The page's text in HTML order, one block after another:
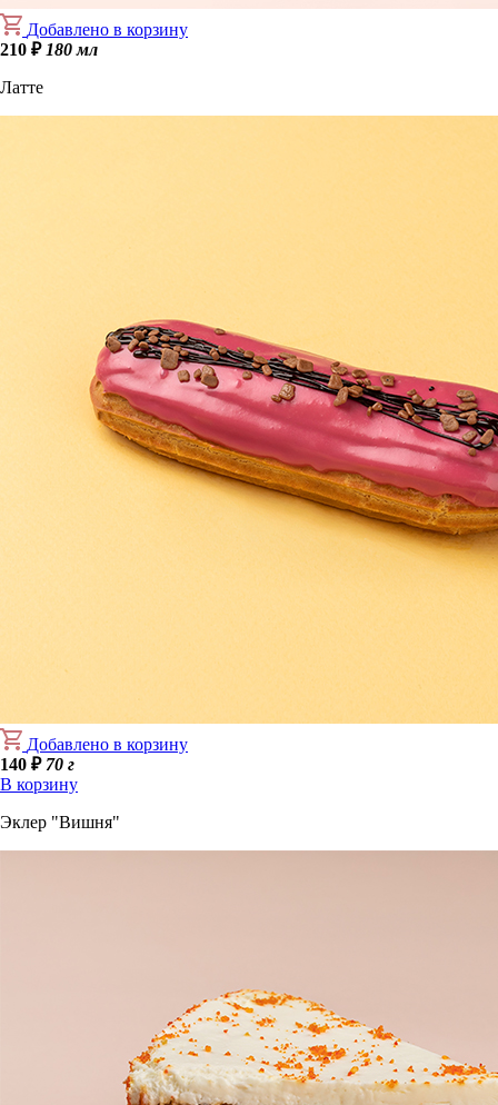
Добавлено в корзину
210 ₽ 180 мл
Латте
Добавлено в корзину
140 ₽ 70 г
В корзину
Эклер "Вишня"